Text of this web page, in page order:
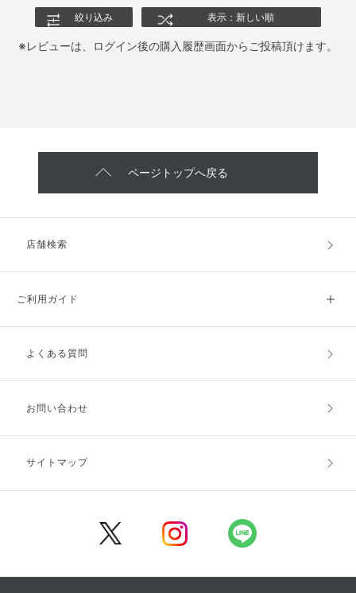
絞り込み 表示：新しい順
※レビューは、ログイン後の購入履歴画面からご投稿頂けます。
ページトップへ戻る
店舗検索
ご利用ガイド
ご利用ガイドトップ
お支払方法
キャンセル・返品・交換
よくある質問
お問い合わせ
サイトマップ